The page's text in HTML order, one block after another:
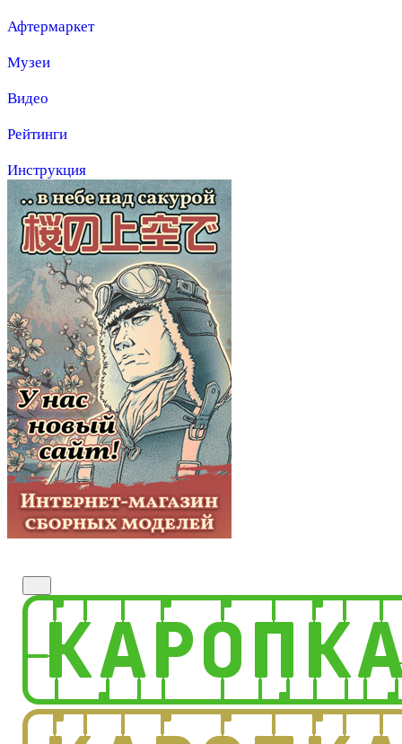
Афтермаркет
Музеи
Видео
Рейтинги
Инструкция